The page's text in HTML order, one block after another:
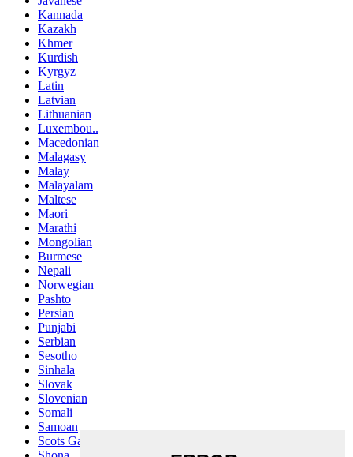
Kannada
Kazakh
Khmer
Kurdish
Kyrgyz
Latin
Latvian
Lithuanian
Luxembou..
Macedonian
Malagasy
Malay
Malayalam
Maltese
Maori
Marathi
Mongolian
Burmese
Nepali
Norwegian
Pashto
Persian
Punjabi
Serbian
Sesotho
Sinhala
Slovak
Slovenian
Somali
Samoan
Scots Gaelic